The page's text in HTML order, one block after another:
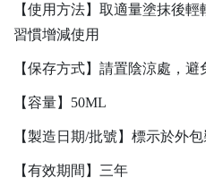
【使用方法】取適量塗抹後
習慣增減使用
【保存方式】請置陰涼處，避
【容量】50ML
【製造日期/批號】標示於外包
【有效期間】三年